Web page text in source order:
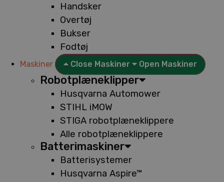
Handsker
Overtøj
Bukser
Fodtøj
Maskiner Close Maskiner Open Maskiner
Robotplæneklipper
Husqvarna Automower
STIHL iMOW
STIGA robotplæneklippere
Alle robotplæneklippere
Batterimaskiner
Batterisystemer
Husqvarna Aspire™